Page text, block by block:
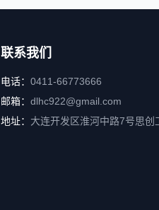
联系我们
电话： 0411-66773666
邮箱： dlhc922@gmail.com
地址： 大连开发区淮河中路7号思创